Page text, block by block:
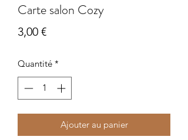
Carte salon Cozy
3,00 €Prix
Quantité *
Ajouter au panier